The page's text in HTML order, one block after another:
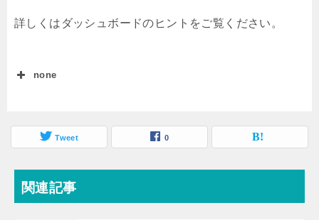
詳しくはダッシュボードのヒントをご覧ください。
none
Tweet 0
関連記事